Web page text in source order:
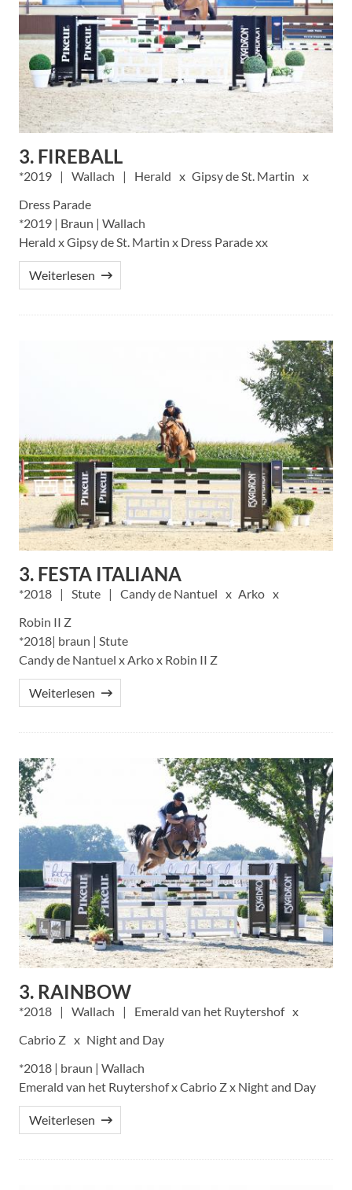
3. FIREBALL
2019 Wallach Herald
Gipsy de St. Martin
Dress Parade
*2019 | Braun | Wallach
Herald x Gipsy de St. Martin x Dress Parade xx
Weiterlesen
3. FESTA ITALIANA
2018 Stute Candy de Nantuel
Arko
Robin II Z
*2018| braun | Stute
Candy de Nantuel x Arko x Robin II Z
Weiterlesen
3. RAINBOW
2018 Wallach
Emerald van het Ruytershof
Cabrio Z
Night and Day
*2018 | braun | Wallach
Emerald van het Ruytershof x Cabrio Z x Night and Day
Weiterlesen